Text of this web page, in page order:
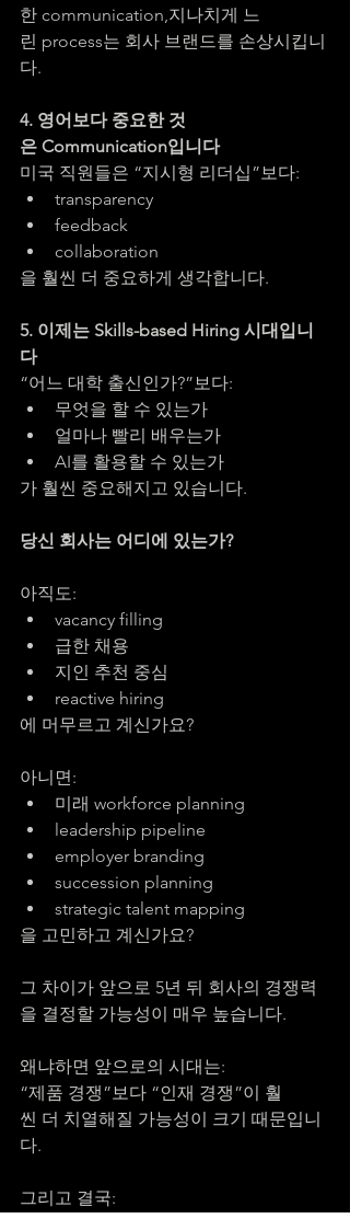
한 communication,지나치게 느
린 process는 회사 브랜드를 손상시킵니
다.
4. 영어보다 중요한 것
은 Communication입니다
미국 직원들은 “지시형 리더십”보다:
transparency
feedback
collaboration
을 훨씬 더 중요하게 생각합니다.
5. 이제는 Skills-based Hiring 시대입니
다
“어느 대학 출신인가?”보다:
무엇을 할 수 있는가
얼마나 빨리 배우는가
AI를 활용할 수 있는가
가 훨씬 중요해지고 있습니다.
당신 회사는 어디에 있는가?
아직도:
vacancy filling
급한 채용
지인 추천 중심
reactive hiring
에 머무르고 계신가요?
아니면:
미래 workforce planning
leadership pipeline
employer branding
succession planning
strategic talent mapping
을 고민하고 계신가요?
그 차이가 앞으로 5년 뒤 회사의 경쟁력
을 결정할 가능성이 매우 높습니다.
왜냐하면 앞으로의 시대는:
“제품 경쟁”보다 “인재 경쟁”이 훨
씬 더 치열해질 가능성이 크기 때문입니
다.
그리고 결국: